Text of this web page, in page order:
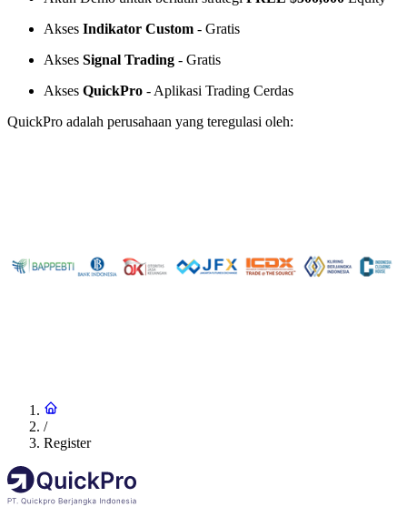
Akses Indikator Custom - Gratis
Akses Signal Trading - Gratis
Akses QuickPro - Aplikasi Trading Cerdas
QuickPro adalah perusahaan yang teregulasi oleh:
/
Register